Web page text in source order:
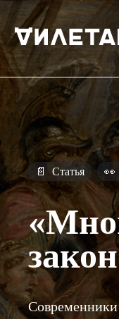
📄 Статья 👀
Современники